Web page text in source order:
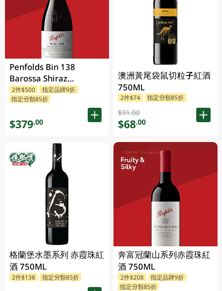
Penfolds Bin 138
Barossa Shiraz
Grenache Mataro
750ML
2件$500
指定品牌9折
指定分類85折
$379.00
格蘭堡水墨系列 赤霞珠紅
酒 750ML
2件$138 指定分類85折
澳洲黃尾袋鼠切粒子紅酒
750ML
2件$74 指定分類85折
$91.00
$68.00
奔富冠蘭山系列赤霞珠紅
酒 750ML
2件$208
指定品牌9折
指定分類85折